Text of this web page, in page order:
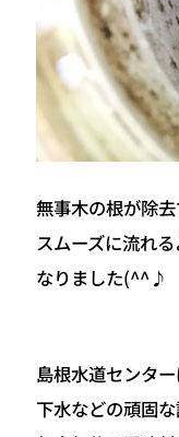
無事木の根が除
スムーズに流れ
なりました(^^♪
島根水道センタ
下水などの頑固